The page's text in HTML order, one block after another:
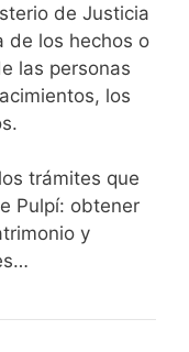
de Justicia
de los hechos o
las personas
los
trámites que
Pulpí: obtener
y